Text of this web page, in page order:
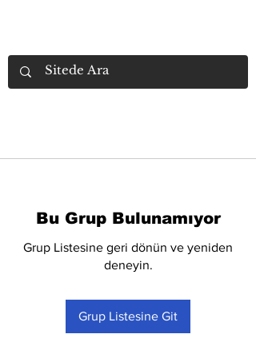
Bu Grup Bulunamıyor
Grup Listesine geri dönün ve yeniden
deneyin.
Grup Listesine Git